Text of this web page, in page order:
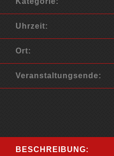
Uhrzeit:
Ort:
Veranstaltungsende:
BESCHREIBUNG: